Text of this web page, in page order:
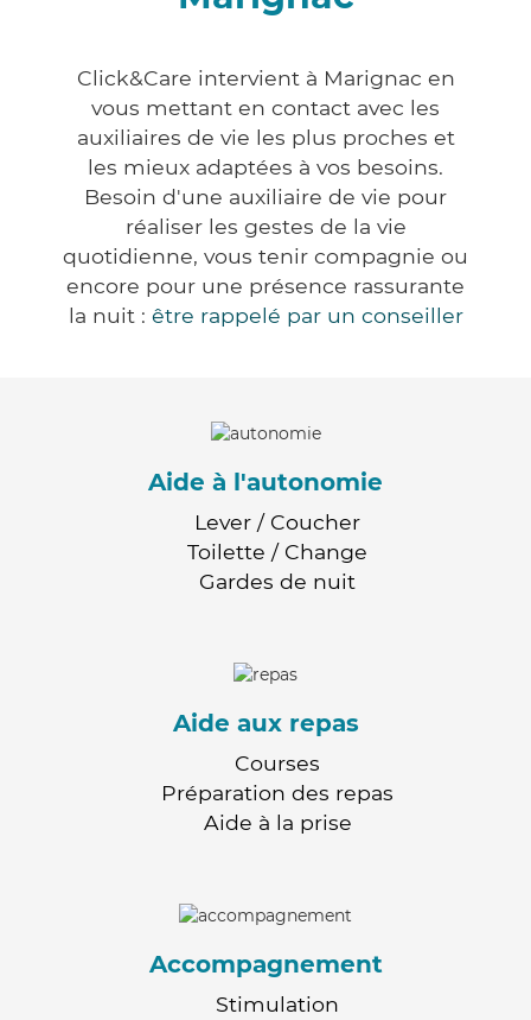
Click&Care intervient à Marignac en
vous mettant en contact avec les
auxiliaires de vie les plus proches et
les mieux adaptées à vos besoins.
Besoin d'une auxiliaire de vie pour
réaliser les gestes de la vie
quotidienne, vous tenir compagnie ou
encore pour une présence rassurante
la nuit : être rappelé par un conseiller
Aide à l'autonomie
Lever / Coucher
Toilette / Change
Gardes de nuit
Aide aux repas
Courses
Préparation des repas
Aide à la prise
Accompagnement
Stimulation